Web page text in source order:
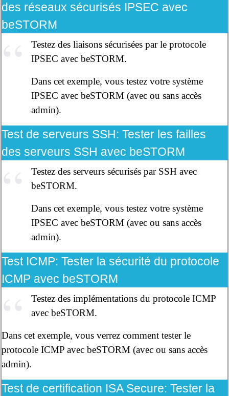
des réseaux sécurisés IPSEC avec
beSTORM
Testez des liaisons sécurisées par le protocole
IPSEC avec beSTORM.
Dans cet exemple, vous testez votre système
IPSEC avec beSTORM (avec ou sans accès
admin).
Test de serveurs SSH: Tester les failles
des serveurs SSH avec beSTORM
Testez des serveurs sécurisés par SSH avec
beSTORM.
Dans cet exemple, vous testez votre système
IPSEC avec beSTORM (avec ou sans accès
admin).
Test ICMP: Tester la sécurité du protocole
ICMP avec beSTORM
Testez des implémentations du protocole ICMP
avec beSTORM.
Dans cet exemple, vous verrez comment tester le
protocole ICMP avec beSTORM (avec ou sans accès
admin).
Test de certification ISA Secure: Tester la